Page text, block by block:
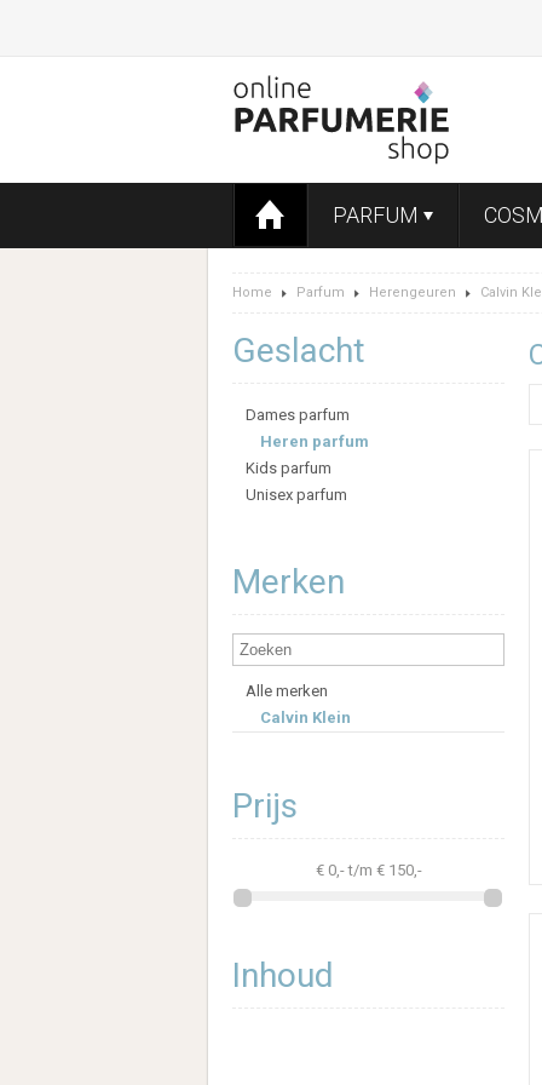
PARFUM
Home Parfum Herengeuren Calvin
Geslacht
Dames parfum
Heren parfum
Kids parfum
Unisex parfum
Merken
Alle merken
Calvin Klein
Prijs
€ 0,- t/m € 150,-
Inhoud